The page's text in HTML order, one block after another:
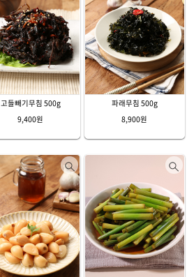
고들빼기무침 500g
9,400원
파래무침 500g
8,900원